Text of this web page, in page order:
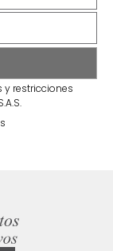
y restricciones